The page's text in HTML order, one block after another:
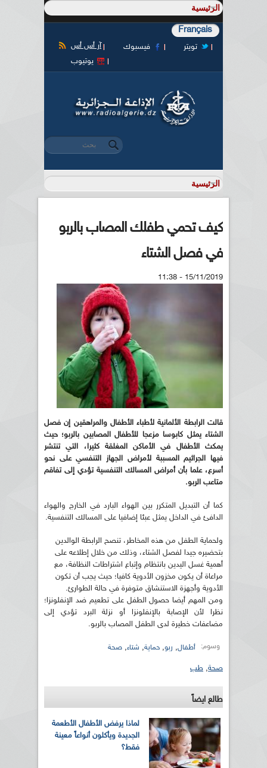
Français
آر أس أس فيسبوك
تويتر
يوتيوب
استمارة البحث
‏بحث ‏
كيف تحمي طفلك المصاب بالربو
في فصل الشتاء
15/11/2019 - 11:38
قالت الرابطة الألمانية لأطباء‬ ‫الأطفال والمراهقين إن فصل
الشتاء يمثل كابوسا مزعجا للأطفال المصابين‬ ‫بالربو؛ حيث
يمكث الأطفال في الأماكن المغلقة كثيرا، التي تنتشر
فيها‬ ‫الجراثيم المسببة لأمراض الجهاز التنفسي على نحو
أسرع، علما بأن أمراض‬ ‫المسالك التنفسية تؤدي إلى تفاقم
متاعب الربو.‬
‫كما أن التبديل المتكرر بين الهواء البارد في الخارج والهواء
الدافئ في‬ ‫الداخل يمثل عبئا إضافيا على المسالك التنفسية.‬
‫ولحماية الطفل من هذه المخاطر، تنصح الرابطة الوالدين
بتحضيره جيدا لفصل‬ ‫الشتاء، وذلك من خلال إطلاعه على
أهمية غسل اليدين بانتظام وإتباع‬ ‫اشتراطات النظافة، مع
مراعاة أن يكون مخزون الأدوية كافيا؛ حيث يجب أن‬ ‫تكون
الأدوية وأجهزة الاستنشاق متوفرة في حالة الطوارئ. ‬
‫ومن المهم أيضا حصول الطفل على تطعيم ضد الإنفلونزا؛
نظرا لأن الإصابة‬ ‫بالإنفلونزا أو نزلة البرد تؤدي إلى
مضاعفات خطيرة لدى الطفل المصاب‬ ‫بالربو.
وسوم: أطفال, ربو, حماية, شتاء, صحة
صحة, طب
طالع ايضاً
لماذا يرفض الأطفال الأطعمة
الجديدة ويأكلون أنواعاً معينة
فقط؟